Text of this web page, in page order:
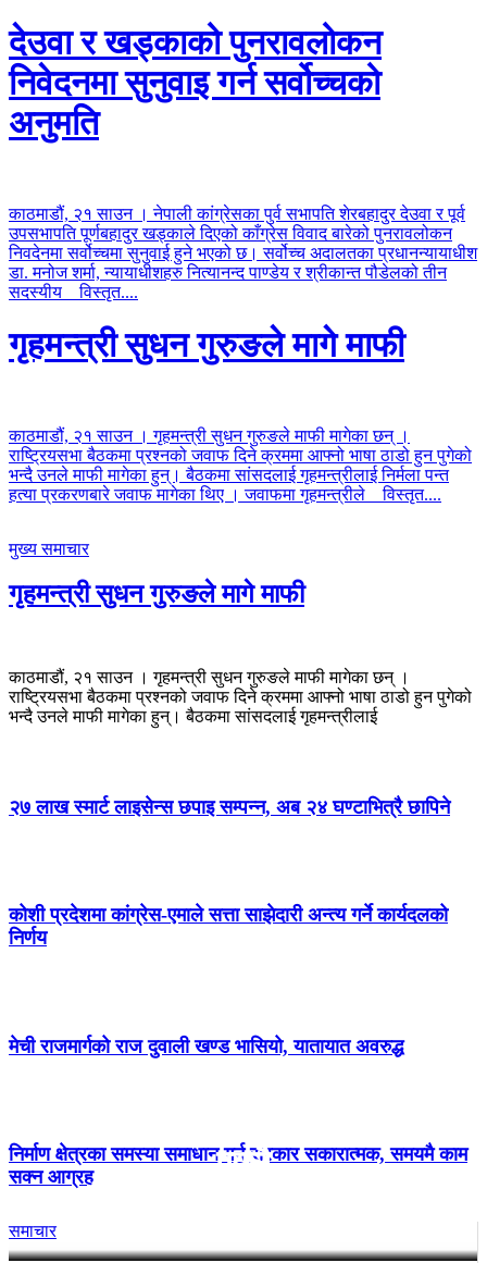
देउवा र खड्काको पुनरावलोकन
निवेदनमा सुनुवाइ गर्न सर्वोच्चको
अनुमति
काठमाडौं, २१ साउन । नेपाली कांग्रेसका पुर्व सभापति शेरबहादुर देउवा र पूर्व
उपसभापति पूर्णबहादुर खड्काले दिएको काँग्रेस विवाद बारेको पुनरावलोकन
निवदेनमा सर्वोच्चमा सुनुवाई हुने भएको छ। सर्वोच्च अदालतका प्रधानन्यायाधीश
डा. मनोज शर्मा, न्यायाधीशहरु नित्यानन्द पाण्डेय र श्रीकान्त पौडेलको तीन
सदस्यीयविस्तृत....
गृहमन्त्री सुधन गुरुङले मागे माफी
काठमाडौं, २१ साउन । गृहमन्त्री सुधन गुरुङले माफी मागेका छन् ।
राष्ट्रियसभा बैठकमा प्रश्नको जवाफ दिने क्रममा आफ्नो भाषा ठाडो हुन पुगेको
भन्दै उनले माफी मागेका हुन्। बैठकमा सांसदलाई गृहमन्त्रीलाई निर्मला पन्त
हत्या प्रकरणबारे जवाफ मागेका थिए । जवाफमा गृहमन्त्रीलेविस्तृत....
मुख्य समाचार
गृहमन्त्री सुधन गुरुङले मागे माफी
काठमाडौं, २१ साउन । गृहमन्त्री सुधन गुरुङले माफी मागेका छन् ।
राष्ट्रियसभा बैठकमा प्रश्नको जवाफ दिने क्रममा आफ्नो भाषा ठाडो हुन पुगेको
भन्दै उनले माफी मागेका हुन्। बैठकमा सांसदलाई गृहमन्त्रीलाई
२७ लाख स्मार्ट लाइसेन्स छपाइ सम्पन्न, अब २४ घण्टाभित्रै छापिने
कोशी प्रदेशमा कांग्रेस-एमाले सत्ता साझेदारी अन्त्य गर्ने कार्यदलको
निर्णय
मेची राजमार्गको राज दुवाली खण्ड भासियो, यातायात अवरुद्ध
निर्माण क्षेत्रका समस्या समाधान गर्न सरकार सकारात्मक, समयमै काम
सक्न आग्रह
समाचार
एक्लै…